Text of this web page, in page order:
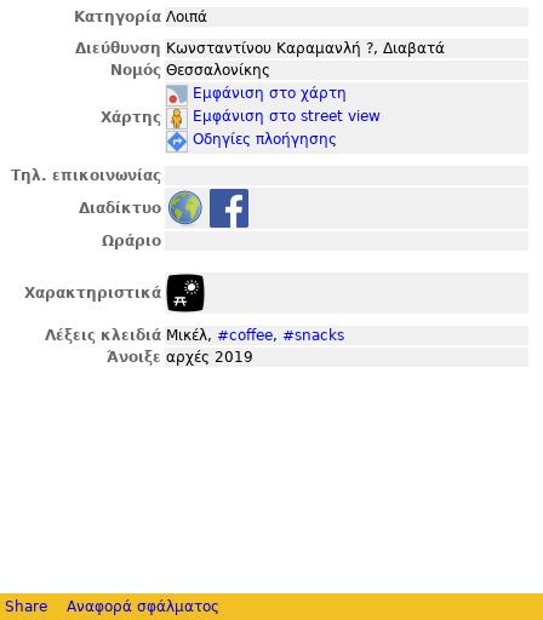
Κατηγορία Λοιπά
Διεύθυνση Κωνσταντίνου Καραμανλή ?, Διαβατά
Νομός Θεσσαλονίκης
Χάρτης
Εμφάνιση στο χάρτη
Εμφάνιση στο street view
Οδηγίες πλοήγησης
Τηλ. επικοινωνίας
Διαδίκτυο
Ωράριο
Χαρακτηριστικά
Λέξεις κλειδιά Μικέλ, #coffee, #snacks
Άνοιξε αρχές 2019
Share Αναφορά σφάλματος